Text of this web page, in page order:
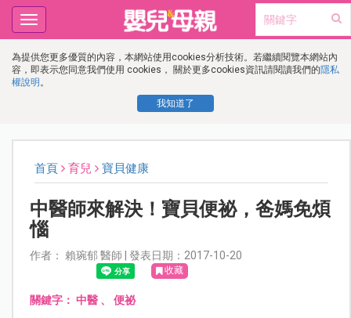
為提供您更多優質的內容，本網站使用cookies分析技術。若繼續閱覽本網站內
容，即表示您同意我們使用 cookies， 關於更多cookies資訊請閱讀我們的隱私
權說明 。
我知道了
Toggle
navigation
首頁 育兒 寶貝健康
中醫師來解決！寶貝便祕，爸媽免煩
惱
作者： 賴琬郁 醫師 | 發表日期：2017-10-20
收藏
關鍵字： 中醫、 便祕